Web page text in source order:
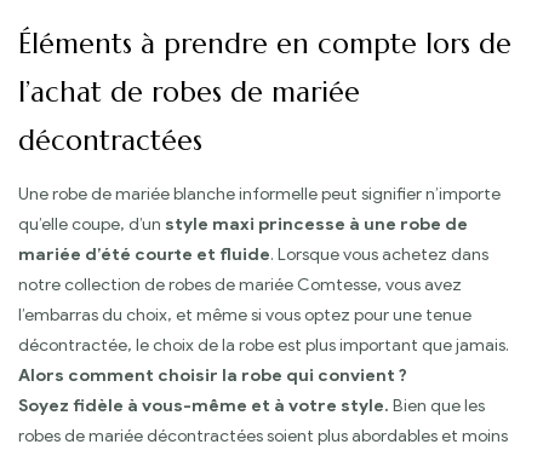
Éléments à prendre en compte lors de
l’achat de robes de mariée
décontractées
Une robe de mariée blanche informelle peut signifier n’importe
qu’elle coupe, d’un style maxi princesse à une robe de
mariée d’été courte et fluide. Lorsque vous achetez dans
notre collection de robes de mariée Comtesse, vous avez
l’embarras du choix, et même si vous optez pour une tenue
décontractée, le choix de la robe est plus important que jamais.
Alors comment choisir la robe qui convient ?
Soyez fidèle à vous-même et à votre style. Bien que les
robes de mariée décontractées soient plus abordables et moins